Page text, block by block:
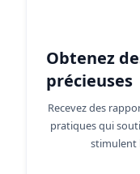
Obtenez
précieuses
Recevez des
pratiques qui
stimulent